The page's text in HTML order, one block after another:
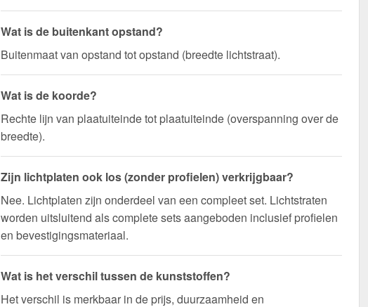
Wat is de buitenkant opstand?
Buitenmaat van opstand tot opstand (breedte lichtstraat).
Wat is de koorde?
Rechte lijn van plaatuiteinde tot plaatuiteinde (overspanning over de
breedte).
Zijn lichtplaten ook los (zonder profielen) verkrijgbaar?
Nee. Lichtplaten zijn onderdeel van een compleet set. Lichtstraten
worden uitsluitend als complete sets aangeboden inclusief profielen
en bevestigingsmateriaal.
Wat is het verschil tussen de kunststoffen?
Het verschil is merkbaar in de prijs, duurzaamheid en